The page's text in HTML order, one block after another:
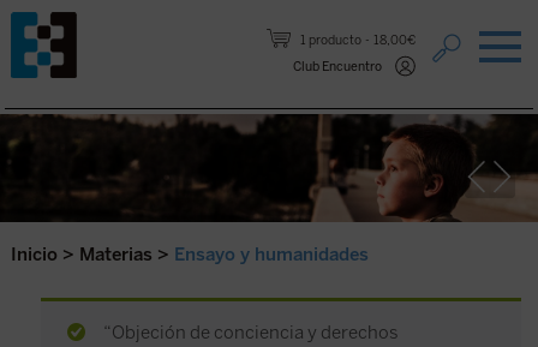
1 producto
18,00€
Club Encuentro
Saltar al contenido.
Inicio > Materias > Ensayo y humanidades
“Objeción de conciencia y derechos